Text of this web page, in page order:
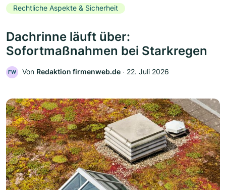
Rechtliche Aspekte & Sicherheit
Dachrinne läuft über:
Sofortmaßnahmen bei Starkregen
FW Von Redaktion firmenweb.de ‧ 22. Juli 2026